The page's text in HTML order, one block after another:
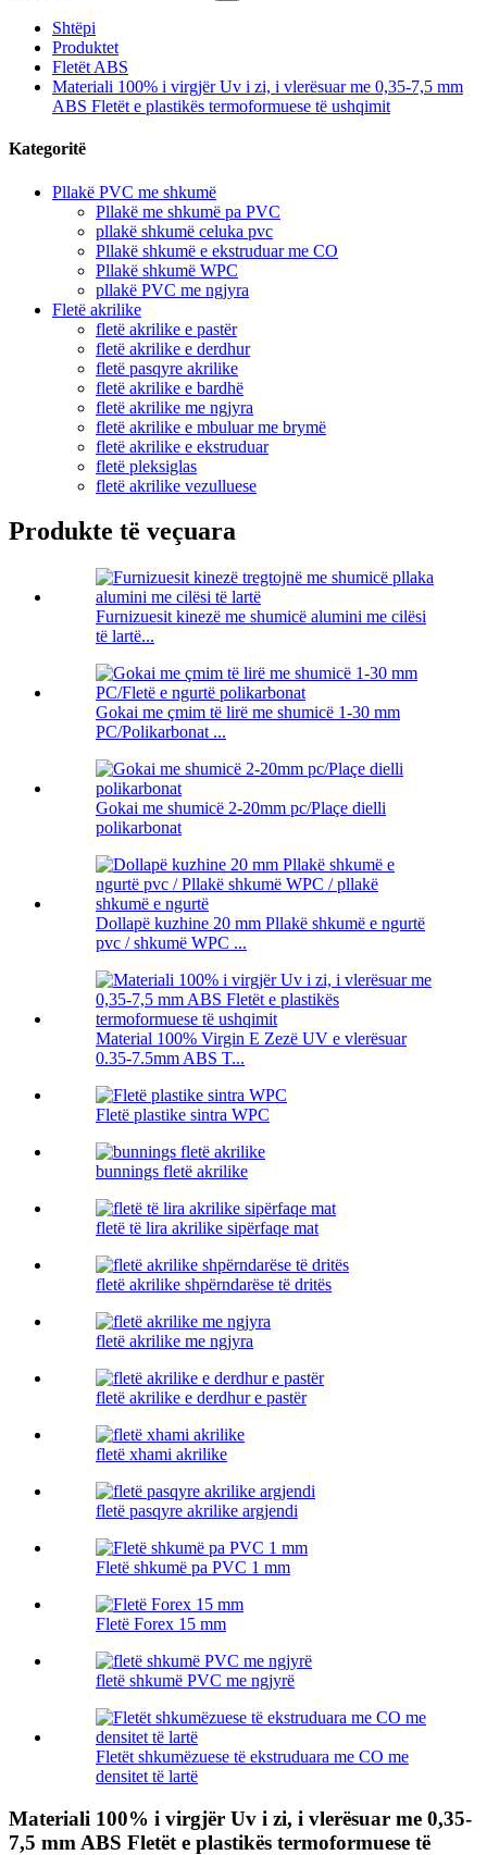
Shtëpi
Produktet
Fletët ABS
Materiali 100% i virgjër Uv i zi, i vlerësuar me 0,35-7,5 mm
ABS Fletët e plastikës termoformuese të ushqimit
Kategoritë
Pllakë PVC me shkumë
Pllakë me shkumë pa PVC
pllakë shkumë celuka pvc
Pllakë shkumë e ekstruduar me CO
Pllakë shkumë WPC
pllakë PVC me ngjyra
Fletë akrilike
fletë akrilike e pastër
fletë akrilike e derdhur
fletë pasqyre akrilike
fletë akrilike e bardhë
fletë akrilike me ngjyra
fletë akrilike e mbuluar me brymë
fletë akrilike e ekstruduar
fletë pleksiglas
fletë akrilike vezulluese
Produkte të veçuara
Furnizuesit kinezë me shumicë alumini me cilësi
të lartë...
Gokai me çmim të lirë me shumicë 1-30 mm
PC/Polikarbonat ...
Gokai me shumicë 2-20mm pc/Plaçe dielli
polikarbonat
Dollapë kuzhine 20 mm Pllakë shkumë e ngurtë
pvc / shkumë WPC ...
Material 100% Virgin E Zezë UV e vlerësuar
0.35-7.5mm ABS T...
Fletë plastike sintra WPC
bunnings fletë akrilike
fletë të lira akrilike sipërfaqe mat
fletë akrilike shpërndarëse të dritës
fletë akrilike me ngjyra
fletë akrilike e derdhur e pastër
fletë xhami akrilike
fletë pasqyre akrilike argjendi
Fletë shkumë pa PVC 1 mm
Fletë Forex 15 mm
fletë shkumë PVC me ngjyrë
Fletët shkumëzuese të ekstruduara me CO me
densitet të lartë
Materiali 100% i virgjër Uv i zi, i vlerësuar me 0,35-
7,5 mm ABS Fletët e plastikës termoformuese të